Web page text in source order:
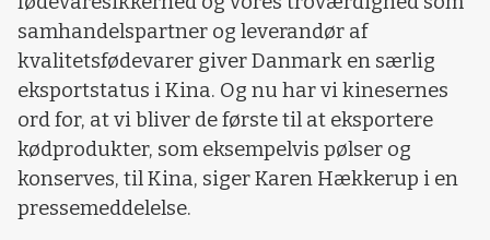
samhandelspartner og leverandør af
kvalitetsfødevarer giver Danmark en særlig
eksportstatus i Kina. Og nu har vi kinesernes
ord for, at vi bliver de første til at eksportere
kødprodukter, som eksempelvis pølser og
konserves, til Kina, siger Karen Hækkerup i en
pressemeddelelse.